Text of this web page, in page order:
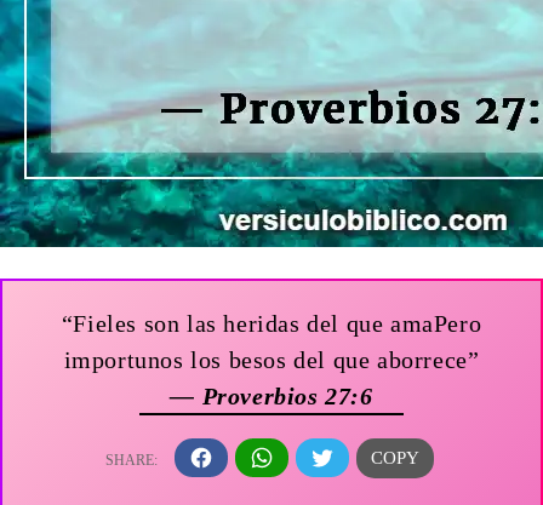
“Fieles son las heridas del que amaPero
importunos los besos del que aborrece”
— Proverbios 27:6